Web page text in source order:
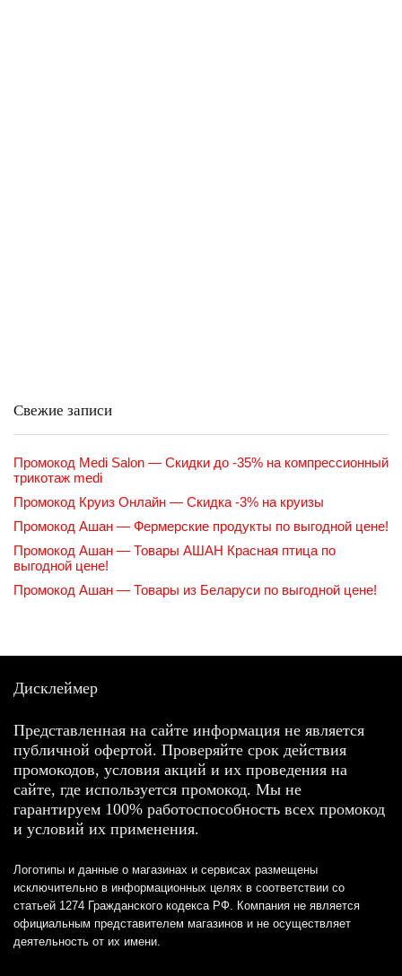
Свежие записи
Промокод Medi Salon — Скидки до -35% на компрессионный
трикотаж medi
Промокод Круиз Онлайн — Скидка -3% на круизы
Промокод Ашан — Фермерские продукты по выгодной цене!
Промокод Ашан — Товары АШАН Красная птица по
выгодной цене!
Промокод Ашан — Товары из Беларуси по выгодной цене!
Дисклеймер
Представленная на сайте информация не является
публичной офертой. Проверяйте срок действия
промокодов, условия акций и их проведения на
сайте, где используется промокод. Мы не
гарантируем 100% работоспособность всех промокод
и условий их применения.
Логотипы и данные о магазинах и сервисах размещены
исключительно в информационных целях в соответствии со
статьей 1274 Гражданского кодекса РФ. Компания не является
официальным представителем магазинов и не осуществляет
деятельность от их имени.